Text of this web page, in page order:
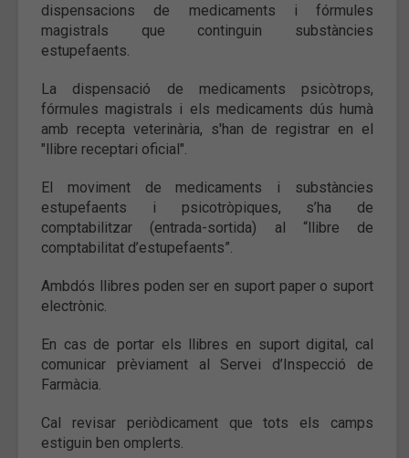
dispensacions de medicaments i fórmules
magistrals que continguin substàncies
estupefaents.
La dispensació de medicaments psicòtrops,
fórmules magistrals i els medicaments dús humà
amb recepta veterinària, s'han de registrar en el
"llibre receptari oficial".
El moviment de medicaments i substàncies
estupefaents i psicotròpiques, s’ha de
comptabilitzar (entrada-sortida) al “llibre de
comptabilitat d’estupefaents”.
Ambdós llibres poden ser en suport paper o suport
electrònic.
En cas de portar els llibres en suport digital, cal
comunicar prèviament al Servei d’Inspecció de
Farmàcia.
Cal revisar periòdicament que tots els camps
estiguin ben omplerts.